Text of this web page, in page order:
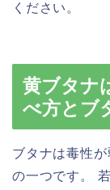
ください。
黄ブタナ
べ方とブ
ブタナは毒性
の一つです。